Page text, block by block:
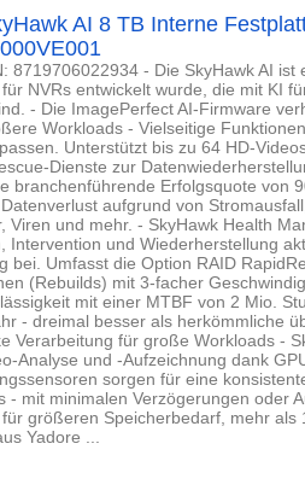
AI 8 TB Interne
8719706022934 - Die SkyHawk AI
NVRs entwickelt wurde, die mit KI
- Die ImagePerfect AI-Firmware
Workloads - Vielseitige
Unterstützt bis zu 64 HD-
Dienste zur
branchenführende Erfolgsquote von
aufgrund von
Viren und mehr. - SkyHawk Health
Intervention und Wiederherstellung
bei. Umfasst die Option RAID
(Rebuilds) mit 3-facher
mit einer MTBF von 2 Mio.
- dreimal besser als herkömmliche
Verarbeitung für große Workloads -
Analyse und -Aufzeichnung dank
sorgen für eine
- mit minimalen Verzögerungen oder
größeren Speicherbedarf, mehr als
Yadore ...